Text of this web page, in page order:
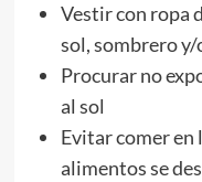
Vestir con ropa
sol, sombrero y/
Procurar no
al sol
Evitar comer en
alimentos se